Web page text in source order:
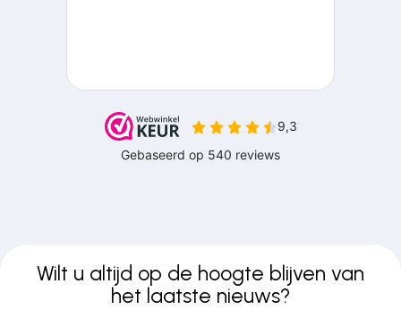
Wilt u altijd op de hoogte blijven van
het laatste nieuws?